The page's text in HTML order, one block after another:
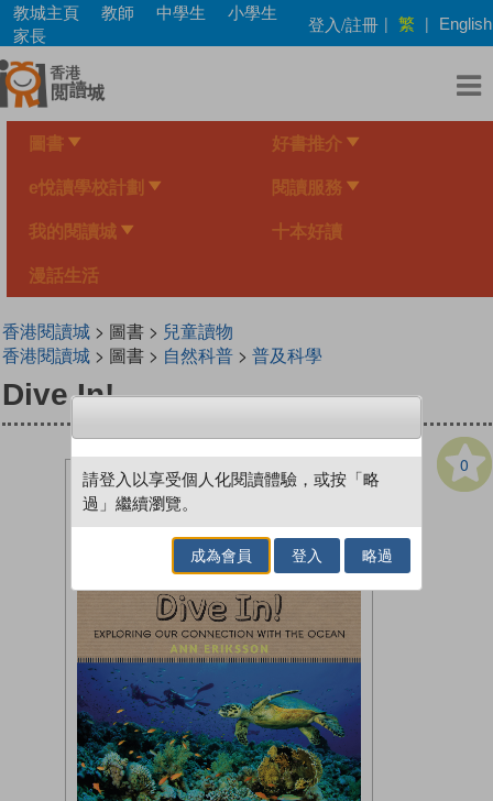
Skip
main
content
教城主頁 教師 中學生
小學生
家長
登入/註冊 | 繁 | English
圖書 好書推介
e悅讀學校計劃 閱讀服務
我的閱讀城 十本好讀
漫話生活
香港閱讀城> 圖書 > 兒童讀物
香港閱讀城> 圖書 > 自然科普> 普及科學
Dive In!
0
請登入以享受個人化閱讀體驗，或按「略
過」繼續瀏覽。
成為會員 登入 略過